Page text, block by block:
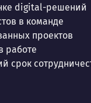
digital-решений
в команде
проектов
работе
срок